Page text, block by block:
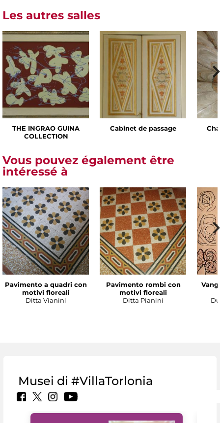
Les autres salles
THE INGRAO GUINA
COLLECTION
Cabinet de passage
Vous pouvez également être
intéressé à
Pavimento a quadri con
motivi floreali
Ditta Vianini
Pavimento rombi con
motivi floreali
Ditta Pianini
Musei di #VillaTorlonia